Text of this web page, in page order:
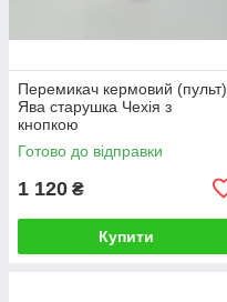
Перемикач кермовий (пульт)
Ява старушка Чехія з
кнопкою
Готово до відправки
1 120 ₴
Купити